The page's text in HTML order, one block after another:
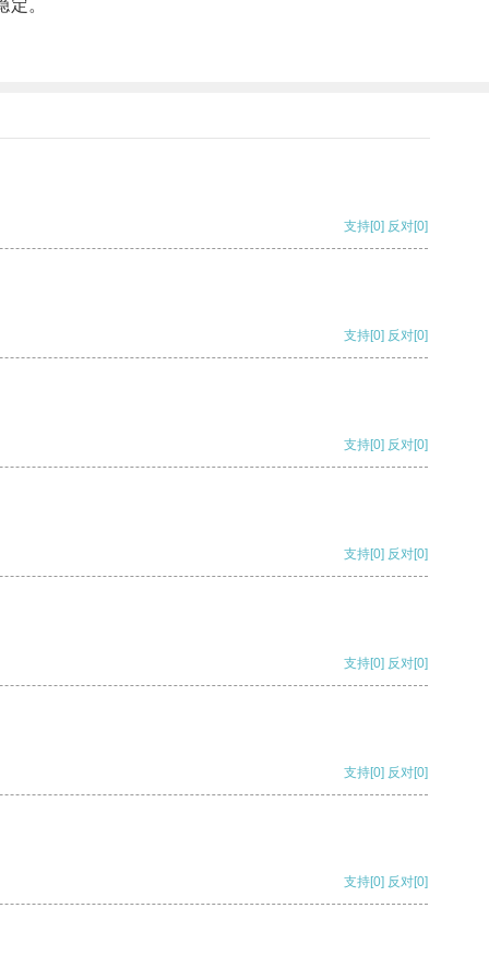
。
支持[0] 反对[0]
支持[0] 反对[0]
支持[0] 反对[0]
支持[0] 反对[0]
支持[0] 反对[0]
支持[0] 反对[0]
支持[0] 反对[0]